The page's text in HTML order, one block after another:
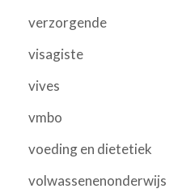
verzorgende
visagiste
vives
vmbo
voeding en dietetiek
volwassenenonderwijs